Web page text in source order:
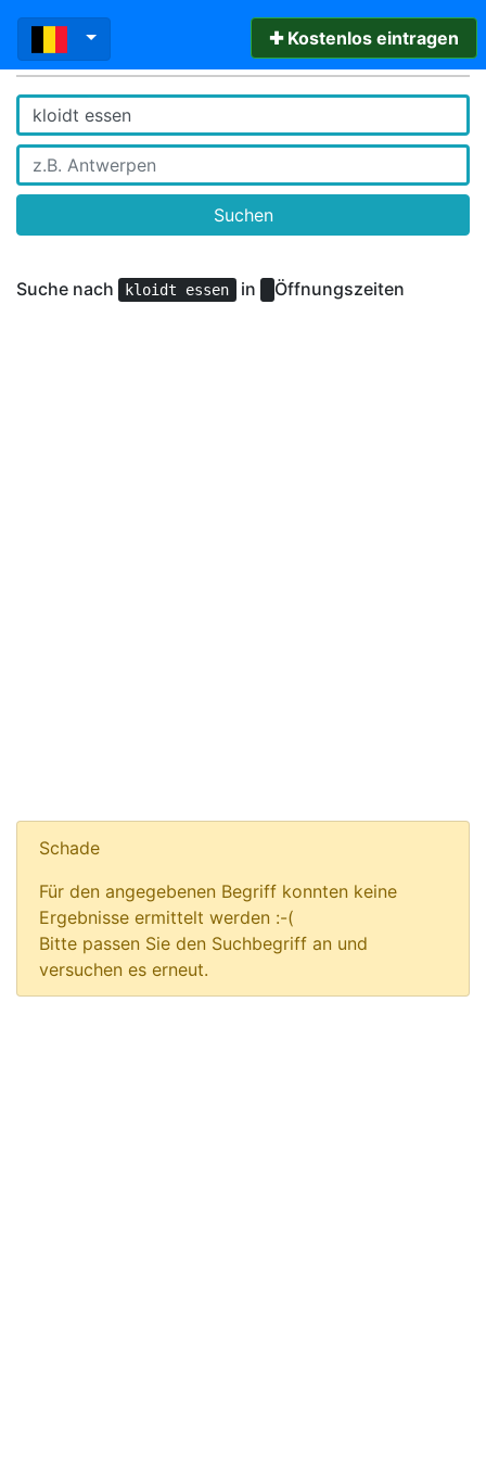
✚ Kostenlos eintragen
Suchen
Suche nach kloidt essen in Öffnungszeiten
Schade
Für den angegebenen Begriff konnten keine
Ergebnisse ermittelt werden :-(
Bitte passen Sie den Suchbegriff an und
versuchen es erneut.